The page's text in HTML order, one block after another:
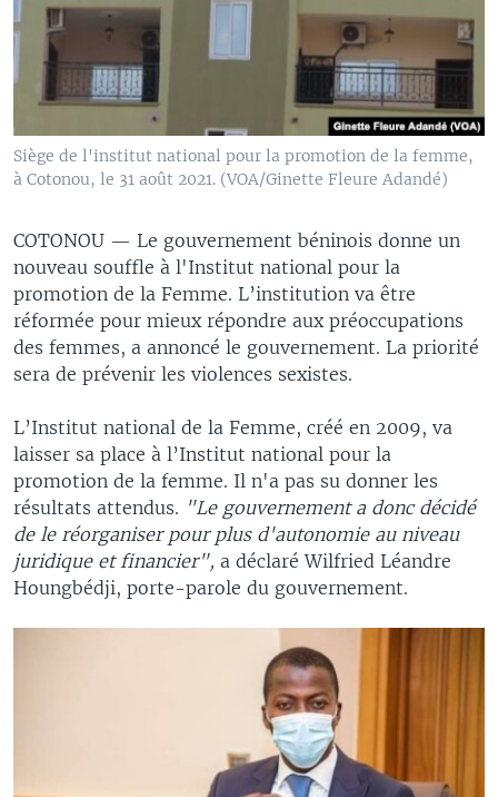
Siège de l'institut national pour la promotion de la femme,
à Cotonou, le 31 août 2021. (VOA/Ginette Fleure Adandé)
COTONOU — Le gouvernement béninois donne un
nouveau souffle à l'Institut national pour la
promotion de la Femme. L’institution va être
réformée pour mieux répondre aux préoccupations
des femmes, a annoncé le gouvernement. La priorité
sera de prévenir les violences sexistes.
L’Institut national de la Femme, créé en 2009, va
laisser sa place à l’Institut national pour la
promotion de la femme. Il n'a pas su donner les
résultats attendus. "Le gouvernement a donc décidé
de le réorganiser pour plus d'autonomie au niveau
juridique et financier", a déclaré Wilfried Léandre
Houngbédji, porte-parole du gouvernement.